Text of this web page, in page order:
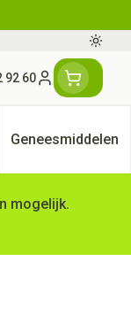
92 60
Klant menu
EHBO categorie
voor Dieren
Geneesmiddelen
Toon
mogelijk.